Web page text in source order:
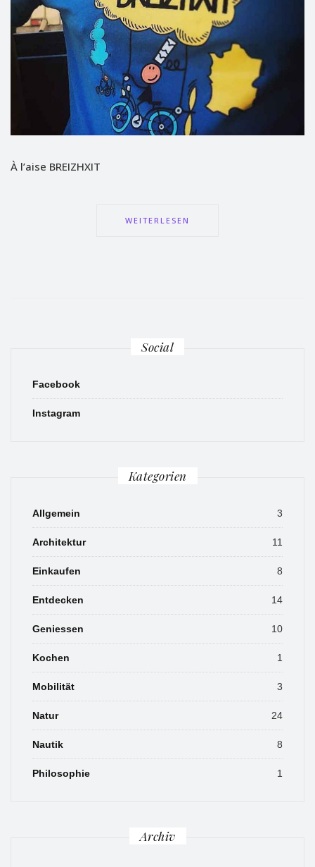
À l’aise BREIZHXIT
WEITERLESEN
Social
Facebook
Instagram
Kategorien
Allgemein 3
Architektur 11
Einkaufen 8
Entdecken 14
Geniessen 10
Kochen 1
Mobilität 3
Natur 24
Nautik 8
Philosophie 1
Archiv